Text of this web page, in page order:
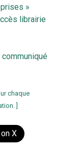
»
librairie
chaque
]
X